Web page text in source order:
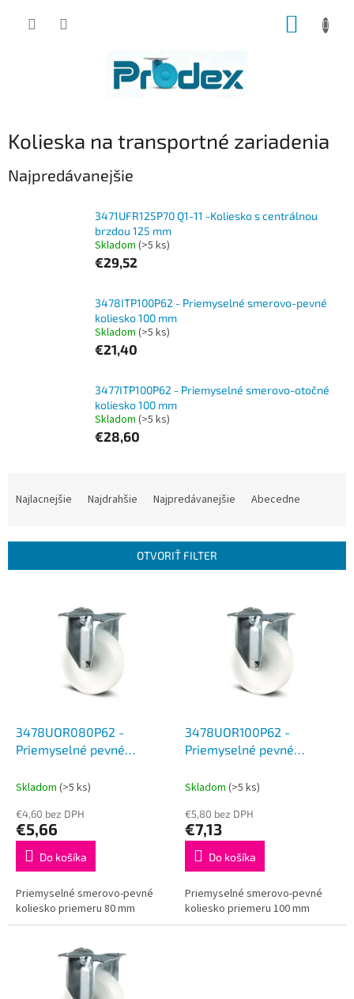
Kolieska na transportné zariadenia
Najpredávanejšie
3471UFR125P70 Q1-11 -Koliesko s centrálnou
brzdou 125 mm
Skladom (>5 ks)
€29,52
3478ITP100P62 - Priemyselné smerovo-pevné
koliesko 100 mm
Skladom (>5 ks)
€21,40
3477ITP100P62 - Priemyselné smerovo-otočné
koliesko 100 mm
Skladom (>5 ks)
€28,60
i
Najlacnejšie Najdrahšie Najpredávanejšie Abecedne
OTVORIŤ FILTER
3478UOR080P62 -
Priemyselné pevné
Skladom (>5 ks)
€4,60 bez DPH
€5,66
Do košíka
Priemyselné smerovo-pevné
koliesko priemeru 80 mm
3478UOR100P62 -
Priemyselné pevné
Skladom (>5 ks)
€5,80 bez DPH
€7,13
Do košíka
Priemyselné smerovo-pevné
koliesko priemeru 100 mm